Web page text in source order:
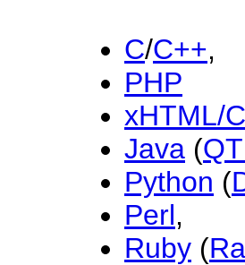
C/C++,
PHP
xHTML/
Java (
Python (
Perl,
Ruby (